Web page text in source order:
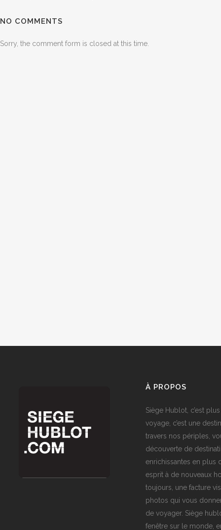
NO COMMENTS
Sorry, the comment form is closed at this time.
À PROPOS
Siège Hublot, c’est
voyage, c’est une
travers nos périples,
découverte de
enrichissantes en plus
esprit à de nouveaux
toujours, une facture
photos qui vous
de voyager. Siège
fenêtre sur le monde,